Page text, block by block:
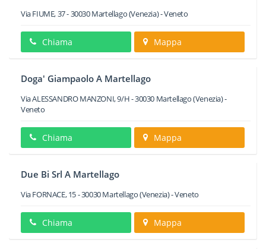
Via FIUME, 37-30030Martellago(Venezia) -Veneto
Chiama Mappa
Doga' Giampaolo A Martellago
Via ALESSANDRO MANZONI, 9/H-30030 Martellago(Venezia) -
Veneto
Chiama Mappa
Due Bi Srl A Martellago
Via FORNACE, 15-30030Martellago(Venezia) -Veneto
Chiama Mappa